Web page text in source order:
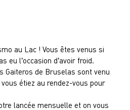
au Lac ! Vous êtes venus si
eu l’occasion d’avoir froid.
Gaiteros de Bruselas sont venu
étiez au rendez-vous pour
lancée mensuelle et on vous